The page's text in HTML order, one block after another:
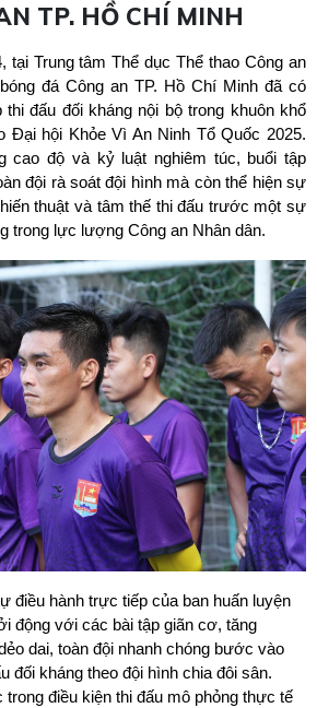
TP. HỒ CHÍ MINH
tại Trung tâm Thể dục Thể thao Công an
đá Công an TP. Hồ Chí Minh đã có
thi đấu đối kháng nội bộ trong khuôn khổ
Đại hội Khỏe Vì An Ninh Tổ Quốc 2025.
cao độ và kỷ luật nghiêm túc, buổi tập
đội rà soát đội hình mà còn thể hiện sự
thuật và tâm thế thi đấu trước một sự
trong lực lượng Công an Nhân dân.
điều hành trực tiếp của ban huấn luyện
động với các bài tập giãn cơ, tăng
dai, toàn đội nhanh chóng bước vào
đối kháng theo đội hình chia đôi sân.
điều kiện thi đấu mô phỏng thực tế